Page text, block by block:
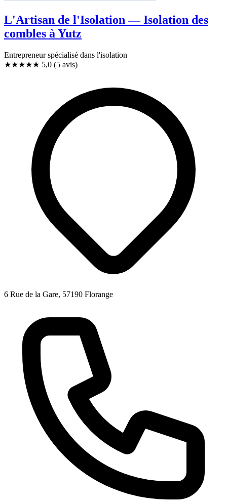
L'Artisan de l'Isolation — Isolation des
combles à Yutz
Entrepreneur spécialisé dans l'isolation
★★★★★ 5,0 (5 avis)
6 Rue de la Gare, 57190 Florange